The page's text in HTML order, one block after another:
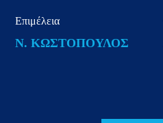
Επιμέλεια
Ν. ΚΩΣΤΟΠΟΥΛΟΣ